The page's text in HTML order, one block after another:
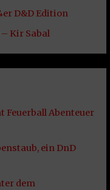
D&D Edition
– Kir Sabal
Feuerball Abenteuer
ein DnD
dem